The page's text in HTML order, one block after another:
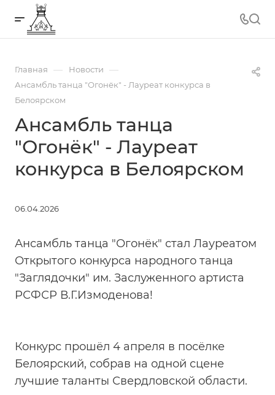
Главная — Новости —
Ансамбль танца "Огонёк" - Лауреат конкурса в
Белоярском
Ансамбль танца
"Огонёк" - Лауреат
конкурса в Белоярском
06.04.2026
Ансамбль танца "Огонёк" стал Лауреатом
Открытого конкурса народного танца
"Заглядочки" им. Заслуженного артиста
РСФСР В.Г.Измоденова!
Конкурс прошёл 4 апреля в посёлке
Белоярский, собрав на одной сцене
лучшие таланты Свердловской области.